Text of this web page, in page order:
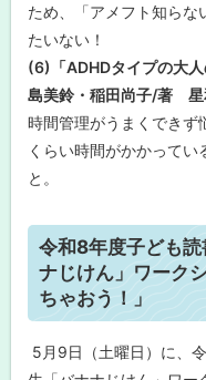
の
世
界
を
つ
く
っ
ち
ゃ
お
」
大
人
の
書
館
ため、「アメフト知らな
たいない！
(6)「ADHDタイプの大
島美鈴・稲田尚子/著 星
時間管理がうまくできず
くらい時間がかかってい
と。
ッ
プ
に
戻
令和8年度子ども
ナじけん」ワーク
ちゃおう！」
5月9日（土曜日）に、